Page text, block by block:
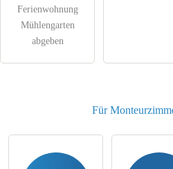
Besucher sichtbar
Klicken Sie hier um eine
Monteurzimmer-Eintrag zu stellen
Ferienwohnung
Mühlengarten
abgeben
Für